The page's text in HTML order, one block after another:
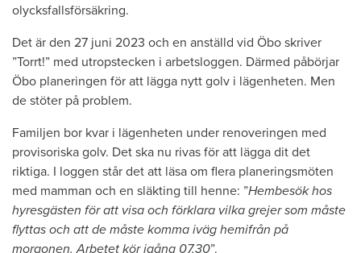
olycksfallsförsäkring.
Det är den 27 juni 2023 och en anställd vid Öbo skriver
”Torrt!” med utropstecken i arbetsloggen. Därmed påbörjar
Öbo planeringen för att lägga nytt golv i lägenheten. Men
de stöter på problem.
Familjen bor kvar i lägenheten under renoveringen med
provisoriska golv. Det ska nu rivas för att lägga dit det
riktiga. I loggen står det att läsa om flera planeringsmöten
med mamman och en släkting till henne: ”Hembesök hos
hyresgästen för att visa och förklara vilka grejer som måste
flyttas och att de måste komma iväg hemifrån på
morgonen. Arbetet kör igång 07.30”.